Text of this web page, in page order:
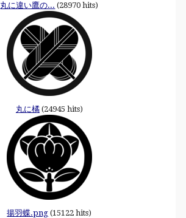
丸に違い鷹の... (28970 hits)
丸に橘(24945 hits)
揚羽蝶.png (15122 hits)